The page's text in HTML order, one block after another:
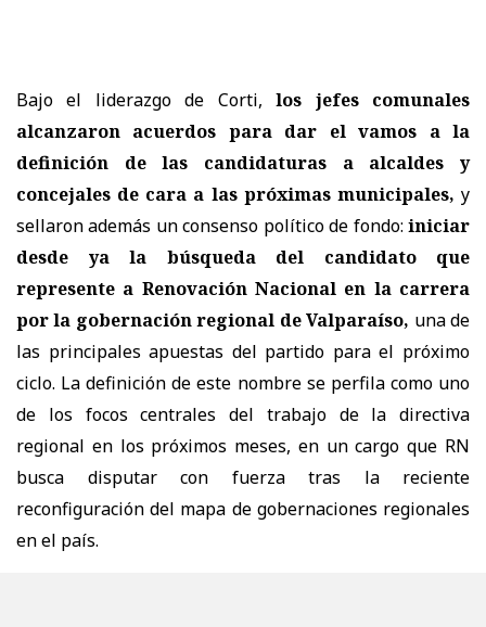
Bajo el liderazgo de Corti, los jefes comunales
alcanzaron acuerdos para dar el vamos a la
definición de las candidaturas a alcaldes y
concejales de cara a las próximas municipales, y
sellaron además un consenso político de fondo: iniciar
desde ya la búsqueda del candidato que
represente a Renovación Nacional en la carrera
por la gobernación regional de Valparaíso, una de
las principales apuestas del partido para el próximo
ciclo. La definición de este nombre se perfila como uno
de los focos centrales del trabajo de la directiva
regional en los próximos meses, en un cargo que RN
busca disputar con fuerza tras la reciente
reconfiguración del mapa de gobernaciones regionales
en el país.